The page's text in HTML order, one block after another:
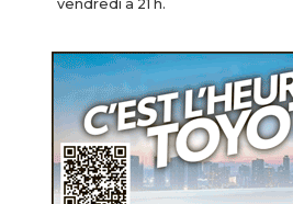
vendredi à 21 h.